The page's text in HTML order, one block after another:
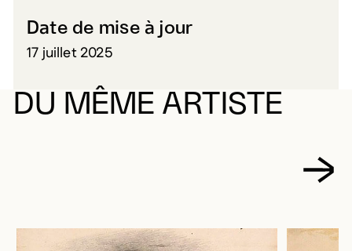
Date de mise à jour
17 juillet 2025
DU MÊME ARTISTE